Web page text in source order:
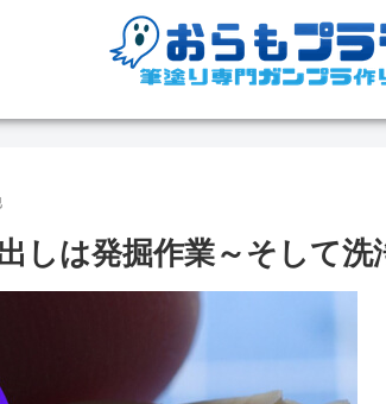
しは発掘作業～そして洗